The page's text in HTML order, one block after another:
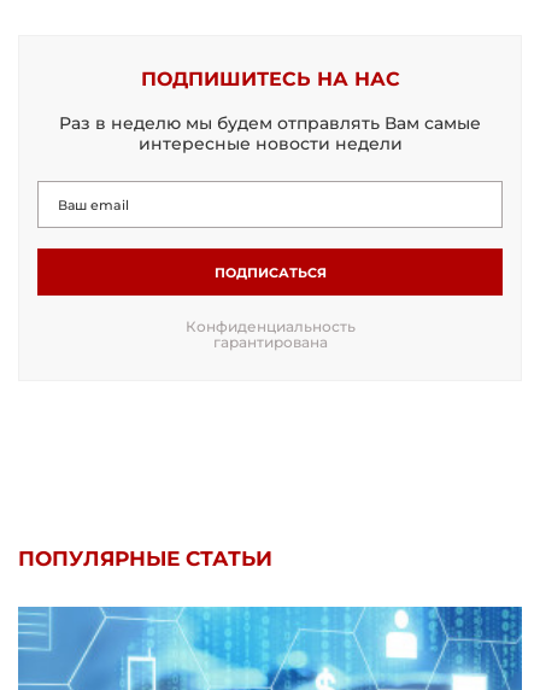
ПОДПИШИТЕСЬ НА НАС
Раз в неделю мы будем отправлять Вам самые
интересные новости недели
ПОДПИСАТЬСЯ
Конфиденциальность
гарантирована
ПОПУЛЯРНЫЕ СТАТЬИ